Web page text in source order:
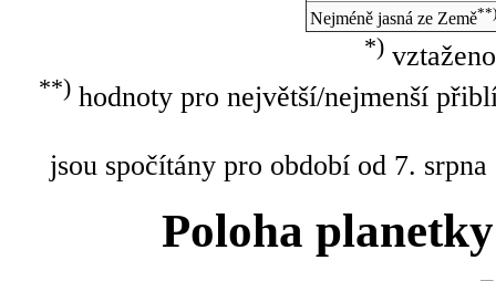
Nejméně jasná ze Země**)
*)
**)hodnoty pro největší/nejmenší
jsou spočítány pro období od 7.
Poloha